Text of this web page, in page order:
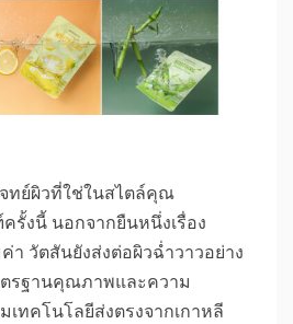
ทย์ผิวที่ใช่ในสไตล์คุณ
รั้งนี้ นอกจากยืนหนึ่งเรื่อง
วัตสันยังส่งต่อผิวฉ่ำวาวอย่าง
รฐานคุณภาพและความ
ทคโนโลยีส่งตรงจากเกาหลี